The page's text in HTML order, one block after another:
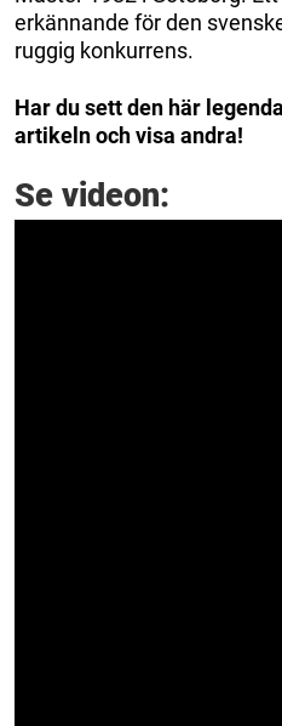
erkännande för den
ruggig konkurrens.
Har du sett den här
artikeln och visa andra!
Se videon: